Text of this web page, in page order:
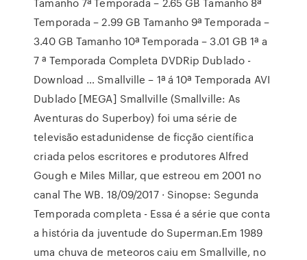
Temporada – 2.99 GB Tamanho 9ª Temporada –
3.40 GB Tamanho 10ª Temporada – 3.01 GB 1ª a
7 ª Temporada Completa DVDRip Dublado -
Download … Smallville – 1ª á 10ª Temporada AVI
Dublado [MEGA] Smallville (Smallville: As
Aventuras do Superboy) foi uma série de
televisão estadunidense de ficção científica
criada pelos escritores e produtores Alfred
Gough e Miles Millar, que estreou em 2001 no
canal The WB. 18/09/2017 · Sinopse: Segunda
Temporada completa - Essa é a série que conta
a história da juventude do Superman.Em 1989
uma chuva de meteoros caiu em Smallville, no